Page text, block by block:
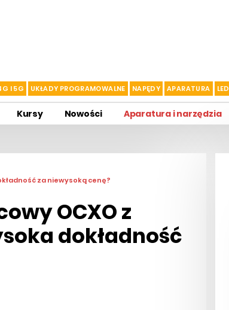
I 5G UKŁADY PROGRAMOWALNE NAPĘDY APARATURA LED
Kursy Nowości Aparatura i narzędzia
za niewysoką cenę?
OCXO z
dokładność